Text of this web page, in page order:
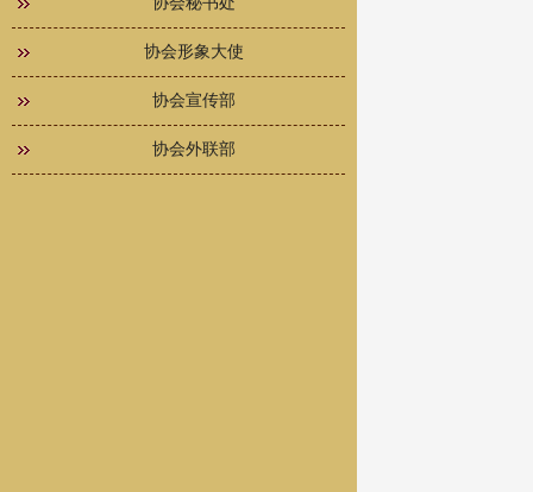
协会形象大使
协会宣传部
协会外联部